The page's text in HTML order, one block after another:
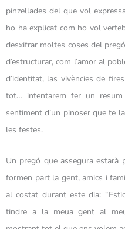
pinzellades del que vol
ho ha explicat com ho vol
desxifrar moltes coses del
d’estructurar, com l’amor al
d’identitat, las vivències de
tot… intentarem fer un
sentiment d’un pinoser que te
les festes.
Un pregó que assegura estarà
formen part la gent, amics i
al costat durant este dia:
tindre a la meua gent al